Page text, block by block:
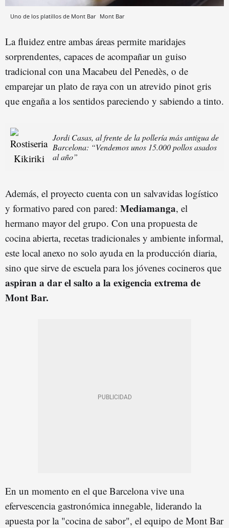
Uno de los platillos de Mont Bar Mont Bar
La fluidez entre ambas áreas permite maridajes
sorprendentes, capaces de acompañar un guiso
tradicional con una Macabeu del Penedès, o de
emparejar un plato de raya con un atrevido pinot gris
que engaña a los sentidos pareciendo y sabiendo a tinto.
Jordi Casas, al frente de la pollería más antigua de
Barcelona: “Vendemos unos 15.000 pollos asados
al año”
Además, el proyecto cuenta con un salvavidas logístico
y formativo pared con pared: Mediamanga, el
hermano mayor del grupo. Con una propuesta de
cocina abierta, recetas tradicionales y ambiente informal,
este local anexo no solo ayuda en la producción diaria,
sino que sirve de escuela para los jóvenes cocineros que
aspiran a dar el salto a la exigencia extrema de
Mont Bar.
En un momento en el que Barcelona vive una
efervescencia gastronómica innegable, liderando la
apuesta por la "cocina de sabor", el equipo de Mont Bar